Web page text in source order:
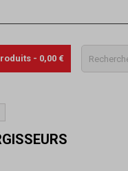
- 0,00 €